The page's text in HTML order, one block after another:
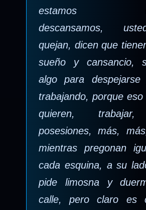
estamos
descansamos,
quejan, dicen que
sueño y cansancio,
algo para
trabajando, porque
quieren, trabajar,
posesiones, más,
mientras pregonan
cada esquina, a su
pide limosna y
calle, pero claro es